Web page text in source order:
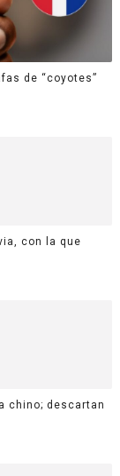
de “coyotes”
con la que
chino; descartan